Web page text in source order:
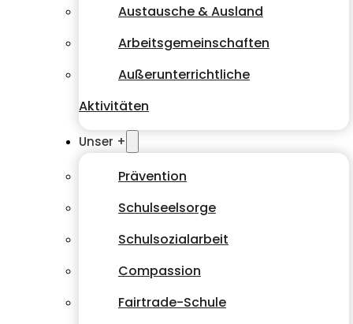
Austausche & Ausland
Arbeitsgemeinschaften
Außerunterrichtliche
Aktivitäten
Unser +
Prävention
Schulseelsorge
Schulsozialarbeit
Compassion
Fairtrade-Schule